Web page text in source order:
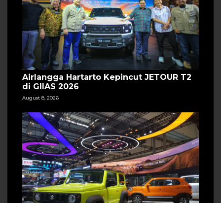
Airlangga Hartarto Kepincut JETOUR T2
di GIIAS 2026
August 8, 2026